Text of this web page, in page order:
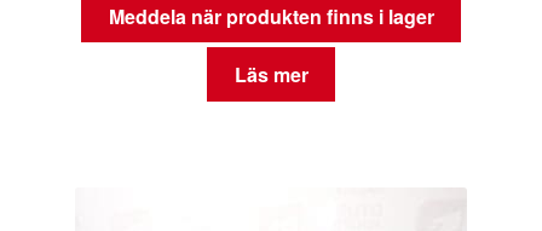
Meddela när produkten finns i lager
Läs mer